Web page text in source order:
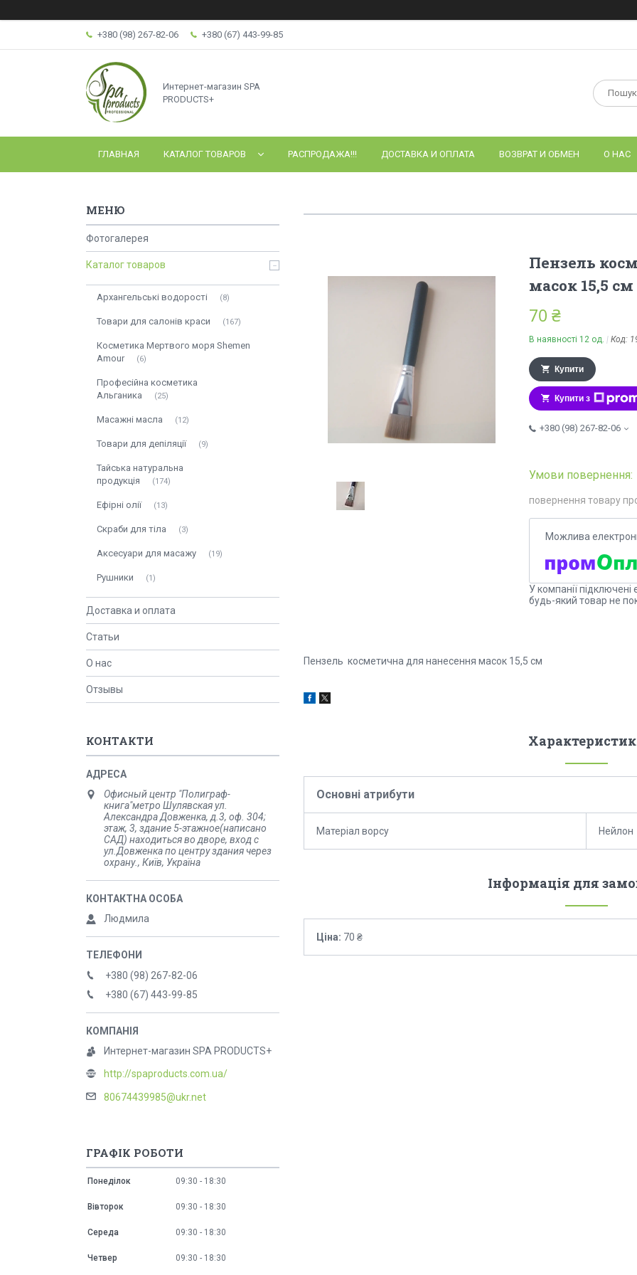
+380 (98) 267-82-06 +380 (67) 443-99-85
Интернет-магазин SPA
PRODUCTS+
ГЛАВНАЯ КАТАЛОГ ТОВАРОВ РАСПРОДАЖА!!! ДОСТАВКА И ОПЛАТА ВОЗВРАТ И ОБМЕН О НАС
Пензель
масок 15,5 см
70 ₴
В наявності 12 од. Код:
Купити
Купити з
+380 (98) 267-82-06
повернення товару
У компанії
будь-який товар не
Пензель косметична для нанесення масок 15,5 см
Основні атрибути
Матеріал ворсу Нейлон
Інформація для
Ціна: 70 ₴
Фотогалерея
Каталог товаров
Архангельські водорості 8
Товари для салонів краси 167
Косметика Мертвого моря Shemen
Amour
6
Професійна косметика
Альганика
25
Масажні масла 12
Товари для депіляції 9
Тайська натуральна
продукція
174
Ефірні олії 13
Скраби для тіла 3
Аксесуари для масажу 19
Рушники 1
Доставка и оплата
Статьи
О нас
Отзывы
КОНТАКТИ
Офисный центр "Полиграф-
книга"метро Шулявская ул.
Александра Довженка, д.3, оф. 304;
этаж, 3, здание 5-этажное(написано
САД) находиться во дворе, вход с
ул.Довженка по центру здания через
охрану., Київ, Україна
Людмила
+380 (98) 267-82-06
+380 (67) 443-99-85
Интернет-магазин SPA PRODUCTS+
http://spaproducts.com.ua/
80674439985@ukr.net
ГРАФІК РОБОТИ
Понеділок 09:30 18:30
Вівторок 09:30 18:30
Середа 09:30 18:30
Четвер 09:30 18:30